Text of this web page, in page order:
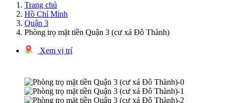
Trang chủ
Hồ Chí Minh
Quận 3
Phòng trọ mặt tiền Quận 3 (cư xá Đô Thành)
Xem vị trí